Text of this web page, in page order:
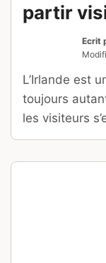
partir
Ecrit
L’Irlande est
toujours
les visiteurs
Connemara,